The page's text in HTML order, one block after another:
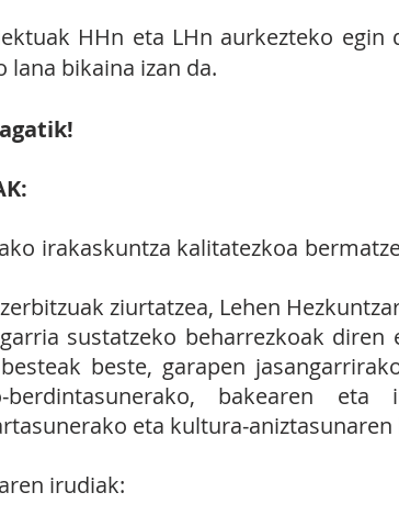
HHn eta LHn aurkezteko
lana bikaina izan da.
irakaskuntza kalitatezkoa
ziurtatzea, Lehen
sustatzeko beharrezkoak
beste, garapen
bakearen
eta
irudiak: